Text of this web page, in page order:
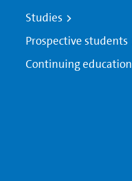
Studies
Prospective students
Continuing education